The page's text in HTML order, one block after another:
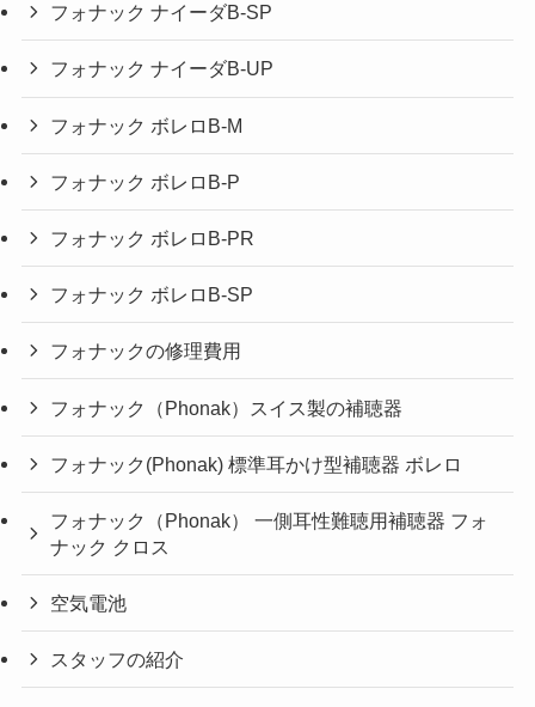
フォナック ナイーダB-SP
フォナック ナイーダB-UP
フォナック ボレロB-M
フォナック ボレロB-P
フォナック ボレロB-PR
フォナック ボレロB-SP
フォナックの修理費用
フォナック（Phonak）スイス製の補聴器
フォナック(Phonak) 標準耳かけ型補聴器 ボレロ
フォナック（Phonak） 一側耳性難聴用補聴器 フォ
ナック クロス
空気電池
スタッフの紹介